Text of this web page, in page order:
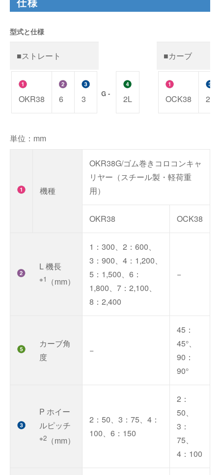
型式と仕様
■ストレート ■カーブ
OKR38 6 3 G - 2L OCK38 2
単位：mm
機種
OKR38G/ゴム巻きコロコンキャ
リヤー（スチール製・軽荷重
用）
OKR38 OCK38
L 機長
※1 （mm）
1：300、2：600、
3：900、4：1,200、
5：1,500、6：
1,800、7：2,100、
8：2,400
−
カーブ角
度
−
45：
45°、
90：
90°
P ホイー
ルピッチ
※2 （mm）
2：50、3：75、4：
100、6：150
2：
50、
3：
75、
4：100